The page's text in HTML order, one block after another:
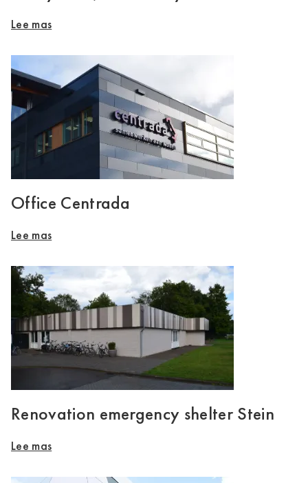
Lee mas
Office Centrada
Lee mas
Renovation emergency shelter Stein
Lee mas